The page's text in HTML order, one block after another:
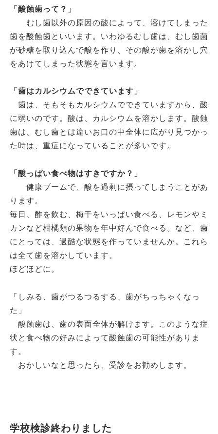
「酸蝕歯って？」
むし歯以外の原因の酸によって、溶けてしまった
歯を酸蝕歯といいます。いわゆるむし歯は、むし歯菌
が砂糖を取り込んで酸を作り、その酸が歯を溶かし穴
をあけてしまった状態を言います。
「歯はカルシウムでできています」
歯は、そもそもカルシウムでできていますから、酸
に弱いのです。酸は、カルシウムを溶かします。酸蝕
歯は、むし歯とは違いお口の中全体に広がり見つかっ
た時は、重症になっていることが多いです。
「酸っぱい食べ物はすきですか？」
健康ブームで、酸を過剰に摂ってしまうことがあ
ります。
毎日、酢を飲む、梅干をいっぱい食べる、レモンやミ
カンなど柑橘類の果物を年中好んで食べる。など、歯
にとっては、過酷な状態を作っていませんか。これら
は全て歯を溶かしています。
ほどほどに。
「しみる、歯がつるつるする、歯がちっちゃくなっ
た」
酸蝕歯は、歯の表面全体が解けます。このような症
状と食べ物の好みによって酸蝕歯の可能性がありま
す。
おかしいなと思ったら、受診をお勧めします。
学校検診終わりました